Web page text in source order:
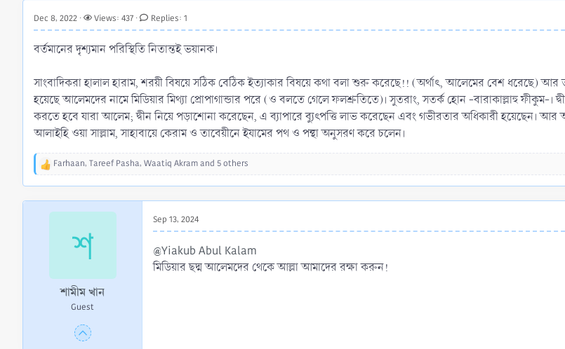
t
r
Dec 8, 2022 Views: 437 Replies: 1
বর্তমানের দৃশ্যমান পরিস্থিতি নিতান্তই ভয়ানক।
সাংবাদিকরা হালাল হারাম, শরয়ী বিষয়ে সঠিক বেঠিক ইত্যাকার বিষয়ে কথা বলা শুরু করেছে!! (অর্থাৎ, আলেমের বেশ ধরেছে)
হয়েছে আলেমদের নামে মিডিয়ার মিথ্যা প্রোপাগান্ডার পরে (ও বলতে গেলে ফলশ্রুতিতে)। সুতরাং, সতর্ক হোন -বারাকাল্লাহু ফীকুম-
করতে হবে যারা আলেম; দ্বীন নিয়ে পড়াশোনা করেছেন, এ ব্যাপারে ব্যুৎপত্তি লাভ করেছেন এবং গভীরতার অধিকারী হয়েছেন। আর
আলাইহি ওয়া সাল্লাম, সাহাবায়ে কেরাম ও তাবেয়ীনে ইযামের পথ ও পন্থা অনুসরণ করে চলেন।
R
Farhaan, Tareef Pasha, Waatiq Akramand 5 others
শ
শামীম খান
Guest
Sep 13, 2024
@Yiakub Abul Kalam
মিডিয়ার ছদ্ম আলেমদের থেকে আল্লা আমাদের রক্ষা করুন!